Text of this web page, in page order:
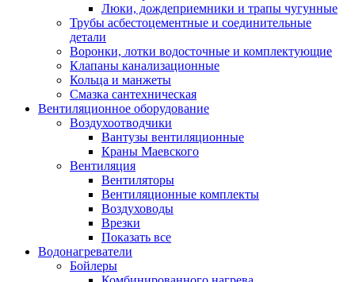
Люки, дождеприемники и трапы чугунные
Трубы асбестоцементные и соединительные
детали
Воронки, лотки водосточные и комплектующие
Клапаны канализационные
Кольца и манжеты
Смазка сантехническая
Вентиляционное оборудование
Воздухоотводчики
Вантузы вентиляционные
Краны Маевского
Вентиляция
Вентиляторы
Вентиляционные комплекты
Воздуховоды
Врезки
Показать все
Водонагреватели
Бойлеры